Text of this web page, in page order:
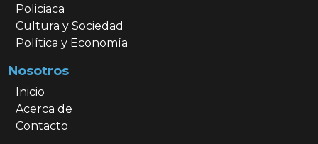
Policiaca
Cultura y Sociedad
Política y Economía
Nosotros
Inicio
Acerca de
Contacto